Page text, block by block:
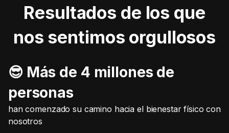
Resultados de los que
nos sentimos orgullosos
😎 Más de 4 millones de
personas
han comenzado su camino hacia el bienestar físico con
nosotros